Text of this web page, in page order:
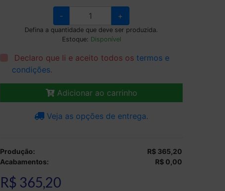
- +
Defina a quantidade que deve ser produzida.
Estoque: Disponível
Declaro que li e aceito todos ostermos e
condições.
Adicionar ao carrinho
Veja as opções de entrega.
Produção:
R$ 365,20
Acabamentos:
R$ 0,00
R$ 365,20